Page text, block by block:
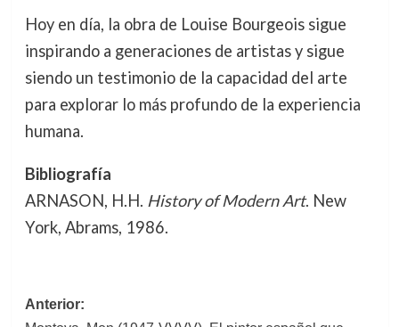
Hoy en día, la obra de Louise Bourgeois sigue
inspirando a generaciones de artistas y sigue
siendo un testimonio de la capacidad del arte
para explorar lo más profundo de la experiencia
humana.
Bibliografía
ARNASON, H.H. History of Modern Art. New
York, Abrams, 1986.
Navegación
Anterior: